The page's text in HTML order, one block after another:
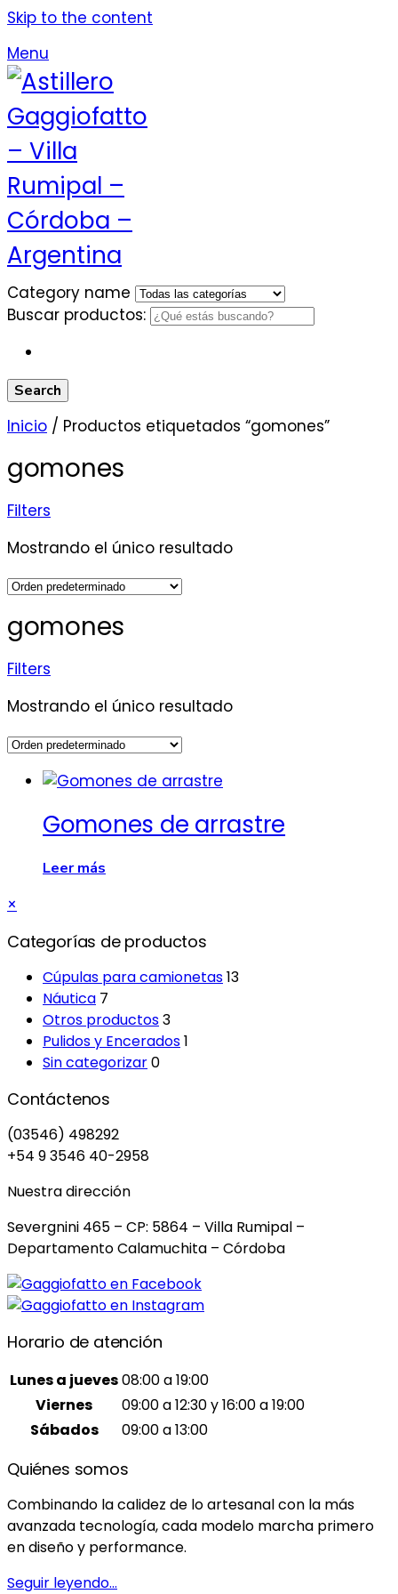
Skip to the content
Menu
Category name
Buscar productos:
Search
Inicio / Productos etiquetados “gomones”
gomones
Filters
Mostrando el único resultado
gomones
Filters
Mostrando el único resultado
Gomones de arrastre
Leer más
×
Categorías de productos
Cúpulas para camionetas13
Náutica 7
Otros productos3
Pulidos y Encerados1
Sin categorizar0
Contáctenos
(03546) 498292
+54 9 3546 40-2958
Nuestra dirección
Severgnini 465 – CP: 5864 – Villa Rumipal –
Departamento Calamuchita – Córdoba
Horario de atención
Lunes a jueves08:00 a 19:00
Viernes
09:00 a 12:30 y 16:00 a 19:00
Sábados
09:00 a 13:00
Quiénes somos
Combinando la calidez de lo artesanal con la más
avanzada tecnología, cada modelo marcha primero
en diseño y performance.
Seguir leyendo…